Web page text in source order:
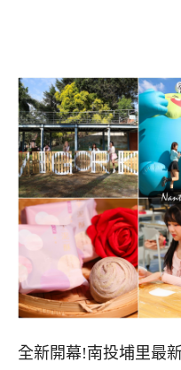
全新開幕!南投埔里最